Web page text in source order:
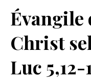
Évangile
Christ
Luc 5,12-